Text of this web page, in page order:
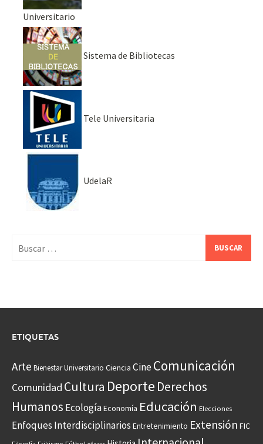
Universitario
Sistema de Bibliotecas
Tele Universitaria
UdelaR
ETIQUETAS
Arte Bienestar Universitario Ciencia CineComunicación
Comunidad Cultura Deporte Derechos
Humanos EcologíaEconomía Educación Elecciones
Enfoques Interdisciplinarios Entretenimiento Extensión FIC